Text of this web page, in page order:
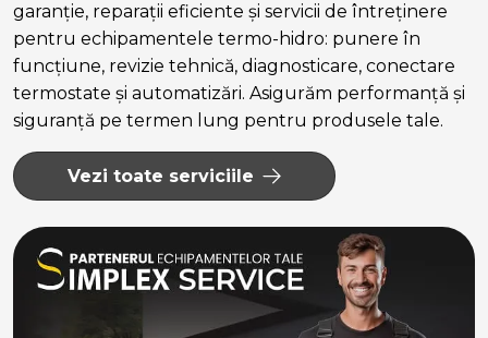
garanție, reparații eficiente și servicii de întreținere
pentru echipamentele termo-hidro: punere în
funcțiune, revizie tehnică, diagnosticare, conectare
termostate și automatizări. Asigurăm performanță și
siguranță pe termen lung pentru produsele tale.
Vezi toate serviciile